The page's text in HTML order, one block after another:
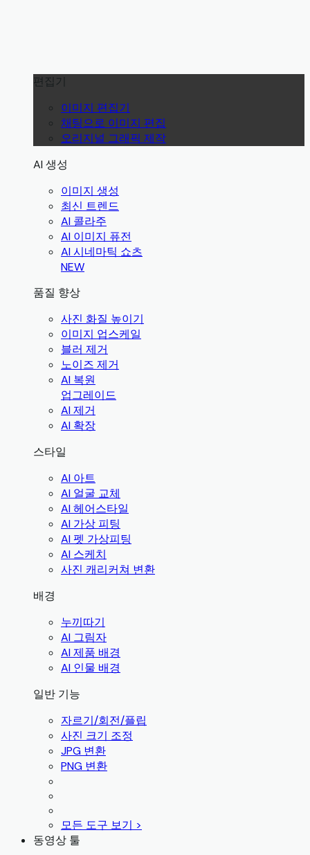
편집기
이미지 편집기
채팅으로 이미지 편집
오리지널 그래픽 제작
AI 생성
이미지 생성
최신 트렌드
AI 콜라주
AI 이미지 퓨전
AI 시네마틱 쇼츠
NEW
품질 향상
사진 화질 높이기
이미지 업스케일
블러 제거
노이즈 제거
AI 복원
업그레이드
AI 제거
AI 확장
스타일
AI 아트
AI 얼굴 교체
AI 헤어스타일
AI 가상 피팅
AI 펫 가상피팅
AI 스케치
사진 캐리커쳐 변환
배경
누끼따기
AI 그림자
AI 제품 배경
AI 인물 배경
일반 기능
자르기/회전/플립
사진 크기 조정
JPG 변환
PNG 변환
모든 도구 보기 >
동영상 툴